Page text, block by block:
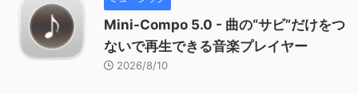
Mini-Compo 5.0 - 曲の“サビ”だけをつ
ないで再生できる音楽プレイヤー
2026/8/10